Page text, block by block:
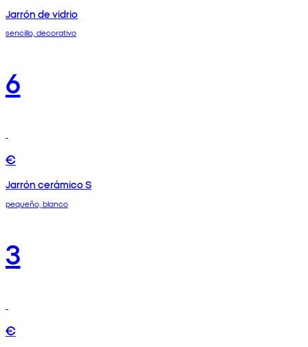
Jarrón de vidrio
sencillo, decorativo
6
€
Jarrón cerámico S
pequeño, blanco
3
€